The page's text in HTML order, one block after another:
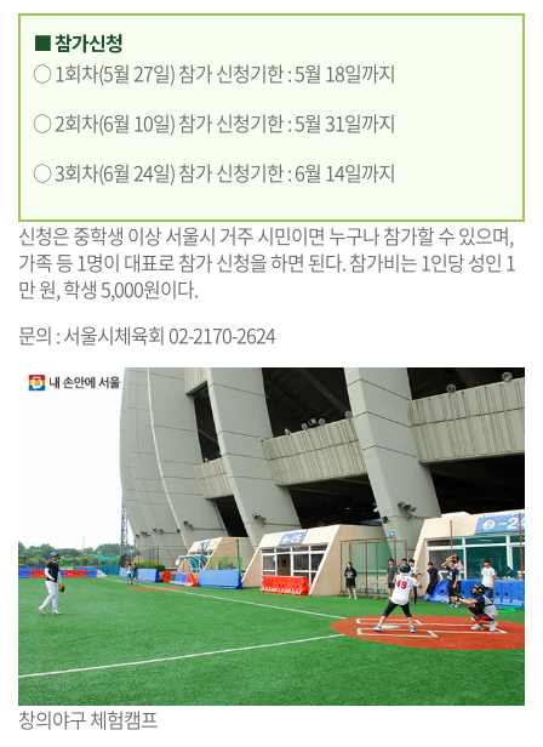
■ 참가신청
○ 1회차(5월 27일) 참가 신청기한 : 5월 18일까지
○ 2회차(6월 10일) 참가 신청기한 : 5월 31일까지
○ 3회차(6월 24일) 참가 신청기한 : 6월 14일까지
신청은 중학생 이상 서울시 거주 시민이면 누구나 참가할 수 있으며,
가족 등 1명이 대표로 참가 신청을 하면 된다. 참가비는 1인당 성인 1
만 원, 학생 5,000원이다.
문의 : 서울시체육회 02-2170-2624
창의야구 체험캠프